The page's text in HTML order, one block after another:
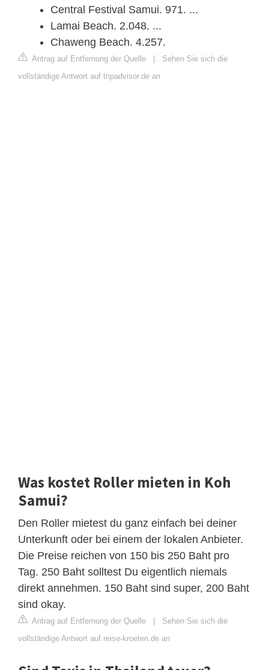
Central Festival Samui. 971. ...
Lamai Beach. 2.048. ...
Chaweng Beach. 4.257.
Antrag auf Entfernung der Quelle | Sehen Sie sich die
vollständige Antwort auf tripadvisor.de an
Was kostet Roller mieten in Koh
Samui?
Den Roller mietest du ganz einfach bei deiner
Unterkunft oder bei einem der lokalen Anbieter.
Die Preise reichen von 150 bis 250 Baht pro
Tag. 250 Baht solltest Du eigentlich niemals
direkt annehmen. 150 Baht sind super, 200 Baht
sind okay.
Antrag auf Entfernung der Quelle | Sehen Sie sich die
vollständige Antwort auf reise-kroeten.de an